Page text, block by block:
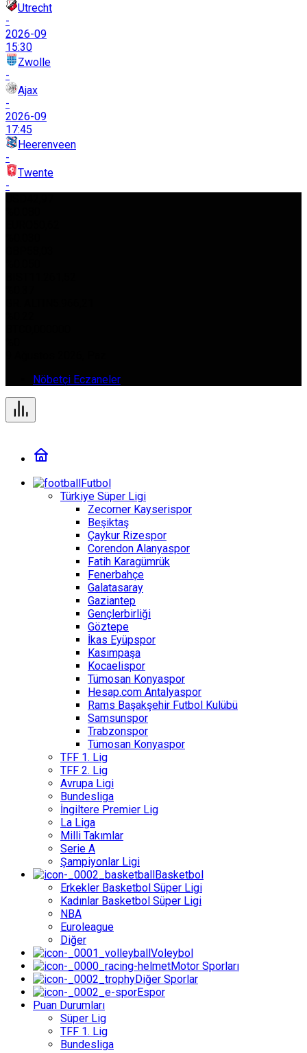
Utrecht
-
2026-09
15:30
Zwolle
-
Ajax
-
2026-09
17:45
Heerenveen
-
Twente
-
Nöbetçi Eczaneler
Futbol
Türkiye Süper Ligi
Zecorner Kayserispor
Beşiktaş
Çaykur Rizespor
Corendon Alanyaspor
Fatih Karagümrük
Fenerbahçe
Galatasaray
Gaziantep
Gençlerbirliği
Göztepe
İkas Eyüpspor
Kasımpaşa
Kocaelispor
Tümosan Konyaspor
Hesap.com Antalyaspor
Rams Başakşehir Futbol Kulübü
Samsunspor
Trabzonspor
Tümosan Konyaspor
TFF 1. Lig
TFF 2. Lig
Avrupa Ligi
Bundesliga
İngiltere Premier Lig
La Liga
Milli Takımlar
Serie A
Şampiyonlar Ligi
Basketbol
Erkekler Basketbol Süper Ligi
Kadınlar Basketbol Süper Ligi
NBA
Euroleague
Diğer
Voleybol
Motor Sporları
Diğer Sporlar
Espor
Puan Durumları
Süper Lig
TFF 1. Lig
Bundesliga